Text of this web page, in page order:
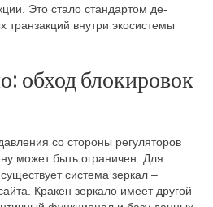
Это стало стандартом де-
транзакций внутри экосистемы
обход блокировок
со стороны регуляторов
может быть ограничен. Для
система зеркал –
Кракен зеркало имеет другой